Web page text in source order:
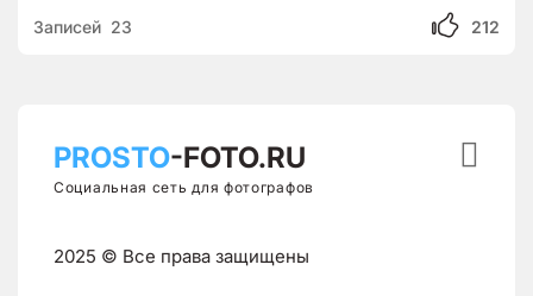
212
Записей 23
PROSTO-FOTO.RU
Социальная сеть для фотографов
2025 © Все права защищены
